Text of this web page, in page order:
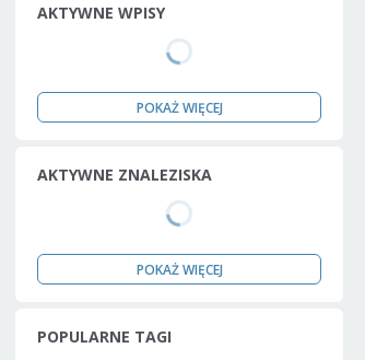
AKTYWNE WPISY
POKAŻ WIĘCEJ
AKTYWNE ZNALEZISKA
POKAŻ WIĘCEJ
POPULARNE TAGI